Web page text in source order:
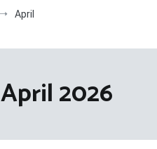
April
April 2026